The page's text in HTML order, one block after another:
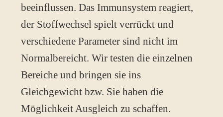
beeinflussen. Das Immunsystem reagiert,
der Stoffwechsel spielt verrückt und
verschiedene Parameter sind nicht im
Normalbereicht. Wir testen die einzelnen
Bereiche und bringen sie ins
Gleichgewicht bzw. Sie haben die
Möglichkeit Ausgleich zu schaffen.